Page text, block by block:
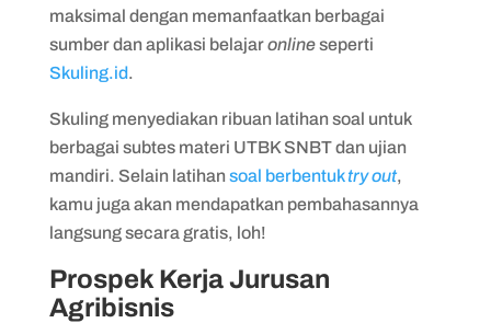
maksimal dengan memanfaatkan berbagai
sumber dan aplikasi belajaronlineseperti
Skuling.id.
Skuling menyediakan ribuan latihan soal untuk
berbagai subtes materi UTBK SNBT dan ujian
mandiri. Selain latihansoal berbentuktry out,
kamu juga akan mendapatkan pembahasannya
langsung secara gratis, loh!
Prospek Kerja Jurusan
Agribisnis